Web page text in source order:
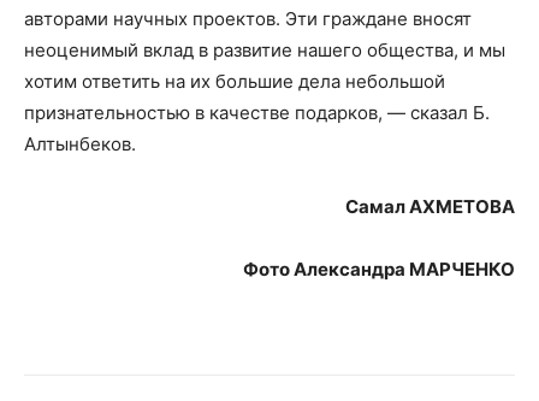
авторами научных проектов. Эти граждане вносят
неоценимый вклад в развитие нашего общества, и мы
хотим ответить на их большие дела небольшой
признательностью в качестве подарков, — сказал Б.
Алтынбеков.
Самал АХМЕТОВА
Фото Александра МАРЧЕНКО